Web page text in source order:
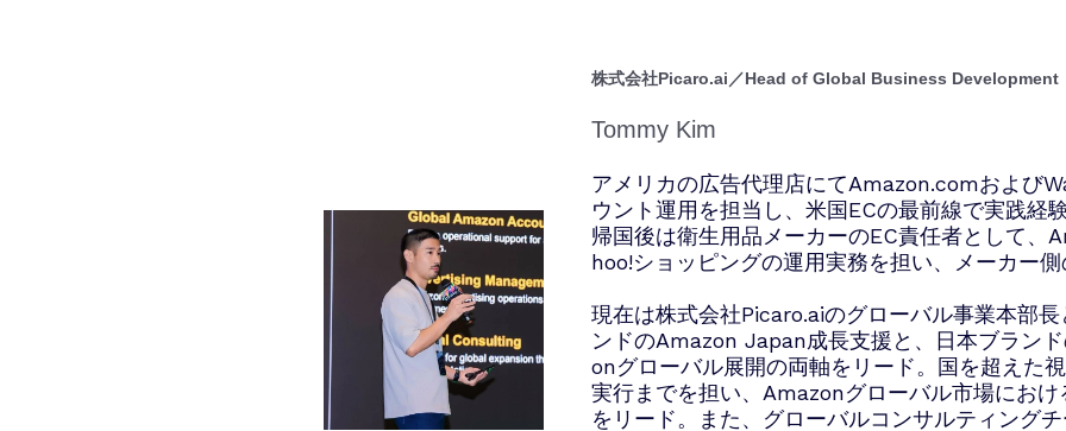
株式会社Picaro.ai／Head of Global Business Development
Tommy Kim
アメリカの広告代理店にてAmazon.comおよび
ウント運用を担当し、米国ECの最前線で実践経験
帰国後は衛生用品メーカーのEC責任者として、
hoo!ショッピングの運用実務を担い、メーカー側
現在は株式会社Picaro.aiのグローバル事業本部長
ンドのAmazon Japan成長支援と、日本ブラン
onグローバル展開の両軸をリード。国を超えた
実行までを担い、Amazonグローバル市場にお
をリード。また、グローバルコンサルティング